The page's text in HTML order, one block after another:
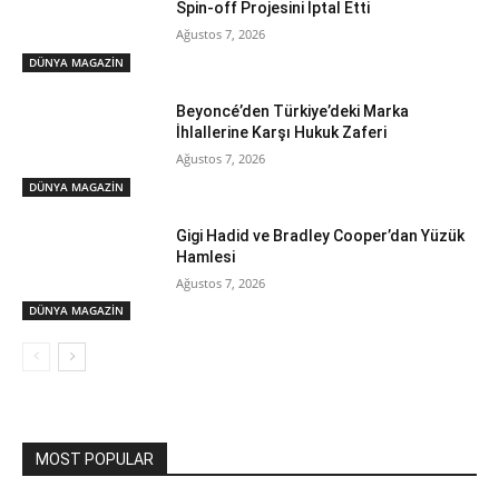
DÜNYA MAGAZİN
Spin-off Projesini İptal Etti
Ağustos 7, 2026
DÜNYA MAGAZİN
Beyoncé’den Türkiye’deki Marka
İhlallerine Karşı Hukuk Zaferi
Ağustos 7, 2026
DÜNYA MAGAZİN
Gigi Hadid ve Bradley Cooper’dan Yüzük
Hamlesi
Ağustos 7, 2026
MOST POPULAR